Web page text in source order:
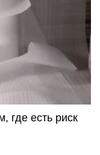
где есть риск